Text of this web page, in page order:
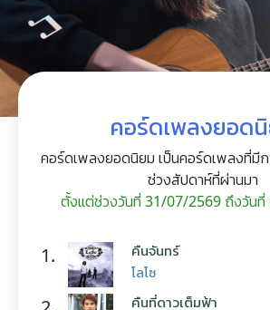
คอร์ดเพลงยอด
คอร์ดเพลงยอดนิยม เป็นคอร์ดเพลงที่มีก
ช่วงสัปดาห์ที่ผ่านมา
ตั้งแต่ช่วงวันที่ 31/07/2569 ถึงวัน
1. คืนจันทร์
โลโซ
คืนที่ดาวเต็มฟ้า